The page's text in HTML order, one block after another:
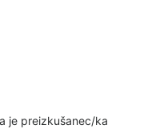
je preizkušanec/ka